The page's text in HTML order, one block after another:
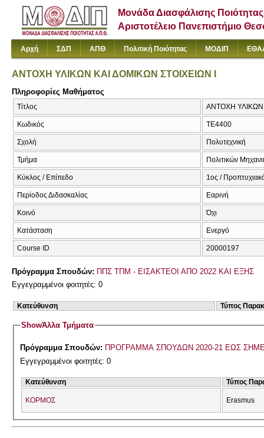
Μονάδα Διασφάλισης Ποιότητας
Αριστοτέλειο Πανεπιστήμιο
Αρχή ΣΔΠ ΑΠΘ Πολιτική Ποιότητας ΜΟΔΙΠ
ΑΝΤΟΧΗ ΥΛΙΚΩΝ ΚΑΙ ΔΟΜΙΚΩΝ ΣΤΟΙΧΕΙΩΝ Ι
Πληροφορίες Μαθήματος
Τίτλος ΑΝΤΟΧΗ ΥΛΙΚΩΝ
Κωδικός ΤΕ4400
Σχολή Πολυτεχνική
Τμήμα Πολιτικών
Κύκλος / Επίπεδο 1ος /
Περίοδος Διδασκαλίας Εαρινή
Κοινό Όχι
Κατάσταση Ενεργό
Course ID 20000197
Πρόγραμμα Σπουδών: ΠΠΣ ΤΠΜ - ΕΙΣΑΚΤΕΟΙ ΑΠΟ 2022 ΚΑΙ ΕΞΗΣ
Εγγεγραμμένοι φοιτητές: 0
Κατεύθυνση Τύπος
ShowΆλλα Τμήματα
Πρόγραμμα Σπουδών: ΠΡΟΓΡΑΜΜΑ ΣΠΟΥΔΩΝ 2020-21 ΕΩΣ
Εγγεγραμμένοι φοιτητές: 0
Κατεύθυνση Τύπος
ΚΟΡΜΟΣ Erasmus